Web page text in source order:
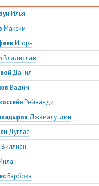
Илья
Максим
Игорь
Владислав
Данил
Вадим
Рейванди
Джамалутдин
Дуглас
Виллиан
Барбоза